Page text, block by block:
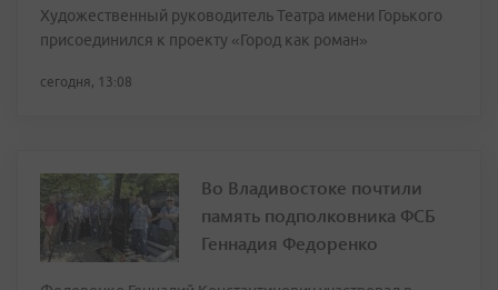
Художественный руководитель Театра имени Горького
присоединился к проекту «Город как роман»
сегодня, 13:08
Во Владивостоке почтили
память подполковника ФСБ
Геннадия Федоренко